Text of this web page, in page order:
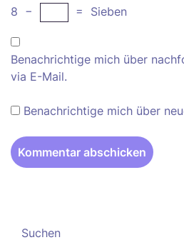
8 − = Sieben
Benachrichtige mich über
via E-Mail.
Benachrichtige mich über
Suchen